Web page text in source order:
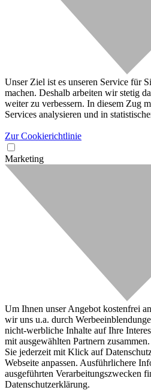
Unser Ziel ist es unseren Service für
machen. Deshalb arbeiten wir stetig
weiter zu verbessern. In diesem Zug
Services analysieren und in
Zur Cookierichtlinie
Marketing
Um Ihnen unser Angebot kostenfrei
wir uns u.a. durch
nicht-werbliche Inhalte auf Ihre
mit ausgewählten Partnern
Sie jederzeit mit Klick auf
Webseite anpassen. Ausführlichere
ausgeführten Verarbeitungszwecken
Datenschutzerklärung.